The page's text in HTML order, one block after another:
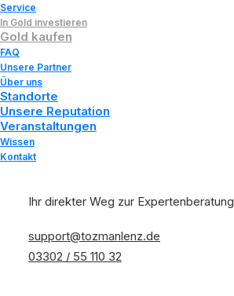
Service
In Gold investieren
Gold kaufen
FAQ
Unsere Partner
Über uns
Standorte
Unsere Reputation
Veranstaltungen
Wissen
Kontakt
Ihr direkter Weg zur Expertenberatung
support@tozmanlenz.de
03302 / 55 110 32
Sichern